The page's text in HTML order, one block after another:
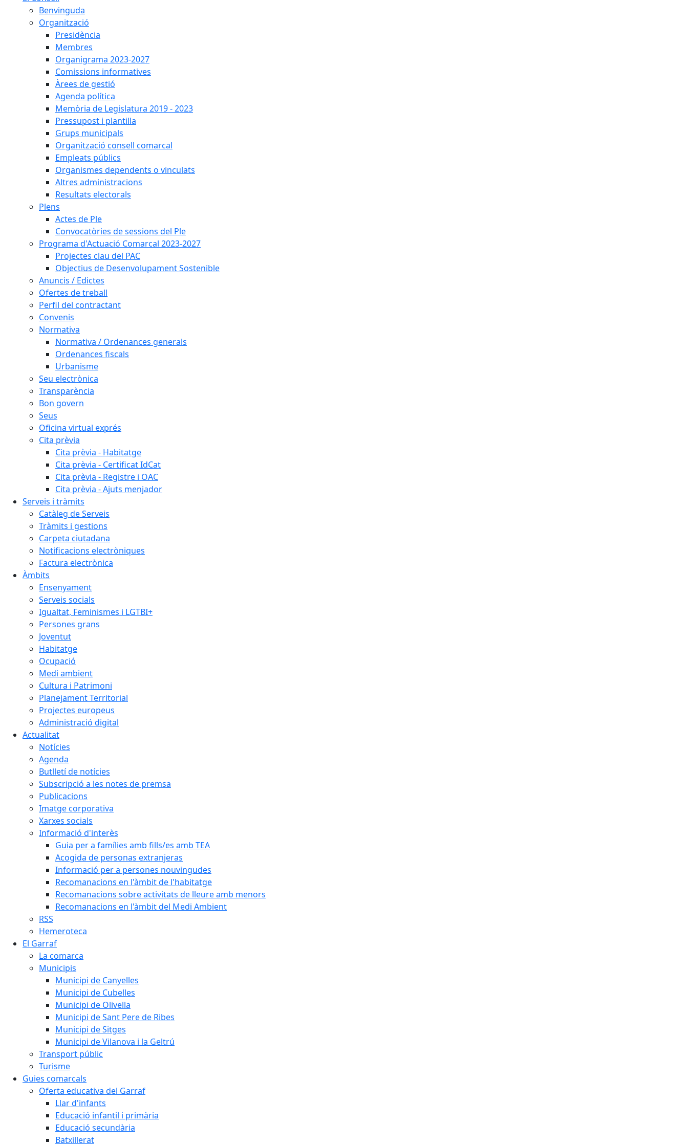
Benvinguda
Organització
Presidència
Membres
Organigrama 2023-2027
Comissions informatives
Àrees de gestió
Agenda política
Memòria de Legislatura 2019 - 2023
Pressupost i plantilla
Grups municipals
Organització consell comarcal
Empleats públics
Organismes dependents o vinculats
Altres administracions
Resultats electorals
Plens
Actes de Ple
Convocatòries de sessions del Ple
Programa d'Actuació Comarcal 2023-2027
Projectes clau del PAC
Objectius de Desenvolupament Sostenible
Anuncis / Edictes
Ofertes de treball
Perfil del contractant
Convenis
Normativa
Normativa / Ordenances generals
Ordenances fiscals
Urbanisme
Seu electrònica
Transparència
Bon govern
Seus
Oficina virtual exprés
Cita prèvia
Cita prèvia - Habitatge
Cita prèvia - Certificat IdCat
Cita prèvia - Registre i OAC
Cita prèvia - Ajuts menjador
Serveis i tràmits
Catàleg de Serveis
Tràmits i gestions
Carpeta ciutadana
Notificacions electròniques
Factura electrònica
Àmbits
Ensenyament
Serveis socials
Igualtat, Feminismes i LGTBI+
Persones grans
Joventut
Habitatge
Ocupació
Medi ambient
Cultura i Patrimoni
Planejament Territorial
Projectes europeus
Administració digital
Actualitat
Notícies
Agenda
Butlletí de notícies
Subscripció a les notes de premsa
Publicacions
Imatge corporativa
Xarxes socials
Informació d'interès
Guia per a famílies amb fills/es amb TEA
Acogida de personas extranjeras
Informació per a persones nouvingudes
Recomanacions en l'àmbit de l'habitatge
Recomanacions sobre activitats de lleure amb menors
Recomanacions en l'àmbit del Medi Ambient
RSS
Hemeroteca
El Garraf
La comarca
Municipis
Municipi de Canyelles
Municipi de Cubelles
Municipi de Olivella
Municipi de Sant Pere de Ribes
Municipi de Sitges
Municipi de Vilanova i la Geltrú
Transport públic
Turisme
Guies comarcals
Oferta educativa del Garraf
Llar d'infants
Educació infantil i primària
Educació secundària
Batxillerat